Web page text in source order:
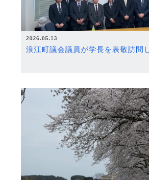
2026.05.13
浪江町議会議員が学長を表敬訪問